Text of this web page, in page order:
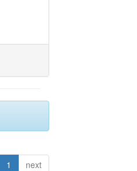
1 next